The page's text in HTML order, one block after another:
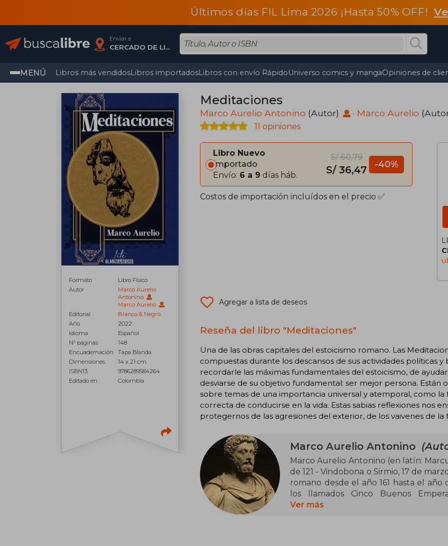
Últimos días FIL Lima 2026 ¡Hasta 50% OFF!
Enviar a
CERCADO DE LIMA, Lima
MENÚ Libros más vendidosLibros importadosLibros con envío RápidoUniverso comics y mangaOpiniones de
Formato
Libro Físico
Autor
Marco Aurelio
Antonino
Marco Aurelio
Editorial
Blanco & Negro
Año
2022
Idioma
Español
N° páginas
148
Encuadernación
Tapa Blanda
Dimensiones
14 x 21 cm
ISBN13
9786289584264
Editado en
Colombia
Meditaciones
Marco Aurelio Antonino (Autor) · Marco Aurelio
11 opiniones
Libro Nuevo
Importado
Envío: 6 a 9 días háb.
S/ 60,79
S/ 36,47 -40%
Costos de importación incluídos en el precio ✅
Agregar a lista de deseos
Reseña del libro "Meditaciones"
Una de las obras capitales del estoicismo romano. Las
compuestas durante los descansos de sus actividades políticas
recordarle las máximas fundamentales del estoicismo, de
desviarse de su objetivo fundamental: ser mejor persona. Están
sobre temas de una importancia universal y atemporal, como
correcta de conducirse en la vida. Estas sabias reflexiones nos
protegernos de las agresiones del exterior, de los vaivenes de la
Marco Aurelio Antonino
Marco Aurelio Antonino (en latín:
de 121 ​- Vindobona o Sirmio, 17 de
romano desde el año 161 hasta el
los llamados Cinco Buenos
procedentes de una familia de
Ver más